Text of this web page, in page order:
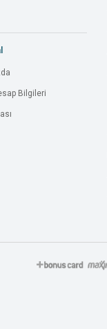
Bilgileri